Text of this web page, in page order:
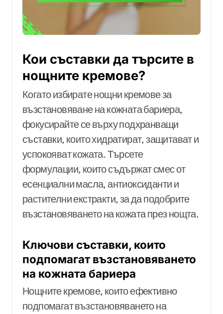
Кои съставки да търсите в
нощните кремове?
Когато избирате нощни кремове за
възстановяване на кожната бариера,
фокусирайте се върху подхранващи
съставки, които хидратират, защитават и
успокояват кожата. Търсете
формулации, които съдържат смес от
есенциални масла, антиоксиданти и
растителни екстракти, за да подобрите
възстановяването на кожата през нощта.
Ключови съставки, които
подпомагат възстановяването
на кожната бариера
Нощните кремове, които ефективно
подпомагат възстановяването на